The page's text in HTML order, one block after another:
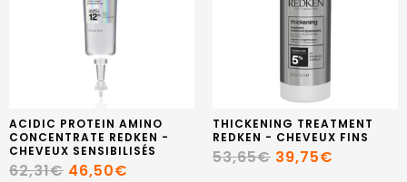
ACIDIC PROTEIN AMINO
CONCENTRATE REDKEN -
CHEVEUX SENSIBILISÉS
62,31€ 46,50€
THICKENING TREATMENT
REDKEN - CHEVEUX FINS
53,65€ 39,75€